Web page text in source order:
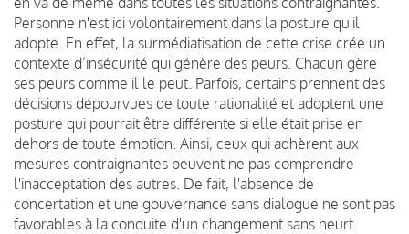
Personne n'est ici volontairement dans la posture qu'il
adopte. En effet, la surmédiatisation de cette crise crée un
contexte d’insécurité qui génère des peurs. Chacun gère
ses peurs comme il le peut. Parfois, certains prennent des
décisions dépourvues de toute rationalité et adoptent une
posture qui pourrait être différente si elle était prise en
dehors de toute émotion. Ainsi, ceux qui adhèrent aux
mesures contraignantes peuvent ne pas comprendre
l'inacceptation des autres. De fait, l'absence de
concertation et une gouvernance sans dialogue ne sont pas
favorables à la conduite d'un changement sans heurt.